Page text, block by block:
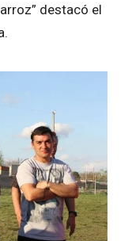
destacó el